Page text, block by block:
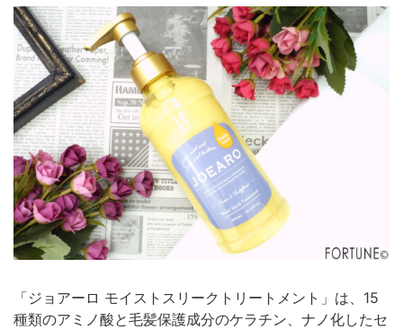
「ジョアーロ モイストスリークトリートメント」は、15
種類のアミノ酸と毛髪保護成分のケラチン、ナノ化したセ